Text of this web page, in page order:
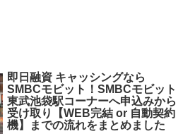
即日融資 キャッシングなら
SMBCモビット！SMBCモビット
東武池袋駅コーナーへ申込みから
受け取り【WEB完結 or 自動契約
機】までの流れをまとめました